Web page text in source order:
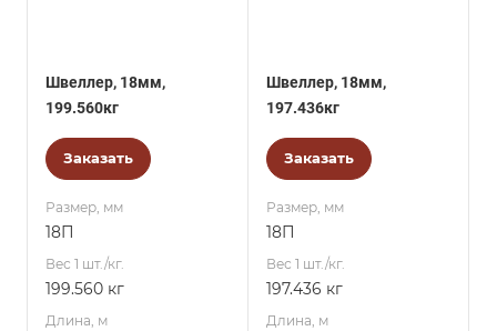
Швеллер, 18мм,
199.560кг
Заказать
Размер, мм
18П
Вес 1 шт./кг.
199.560 кг
Длина, м
Швеллер, 18мм,
197.436кг
Заказать
Размер, мм
18П
Вес 1 шт./кг.
197.436 кг
Длина, м